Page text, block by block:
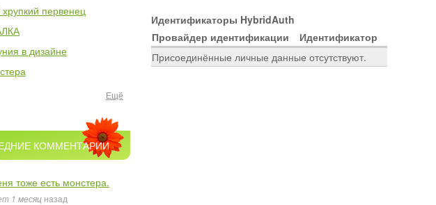
первенец
в дизайне
Ещё
КОММЕНТАРИИ
тоже есть монстера.
1 месяц назад
Идентификаторы HybridAuth
Провайдер идентификации
Идентификатор
Присоединённые личные данные отсутствуют.